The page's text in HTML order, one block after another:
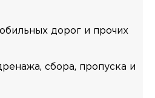
дорог и прочих
сбора, пропуска и